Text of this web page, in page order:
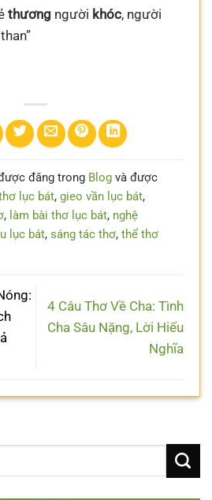
thương người khóc, người
than”
đăng trong Blogvà được
lục bát, gieo vần lục bát,
, làm bài thơ lục bát, nghệ
lục bát, sáng tác thơ, thể thơ
4 Câu Thơ Về Cha: Tình
Cha Sâu Nặng, Lời Hiếu
Nghĩa